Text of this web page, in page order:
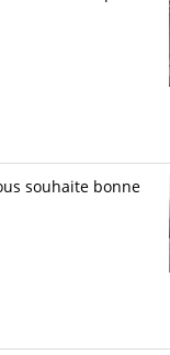
souhaite bonne